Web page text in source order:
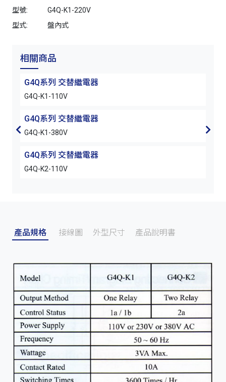
型號:
G4Q-K1-220V
型式:
盤內式
相關商品
G4Q系列 交替繼電器
G4Q-K1-110V
G4Q系列 交替繼電器
G4Q-K1-380V
G4Q系列 交替繼電器
G4Q-K2-110V
產品規格 接線圖 外型尺寸 產品說明書